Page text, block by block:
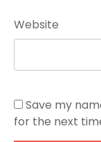
Website
Save my
for the next